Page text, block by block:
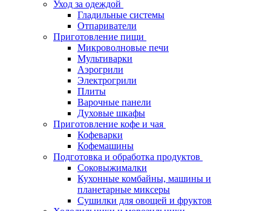
Уход за одеждой
Гладильные системы
Отпариватели
Приготовление пищи
Микроволновые печи
Мультиварки
Аэрогрили
Электрогрили
Плиты
Варочные панели
Духовые шкафы
Приготовление кофе и чая
Кофеварки
Кофемашины
Подготовка и обработка продуктов
Соковыжималки
Кухонные комбайны, машины и
планетарные миксеры
Сушилки для овощей и фруктов